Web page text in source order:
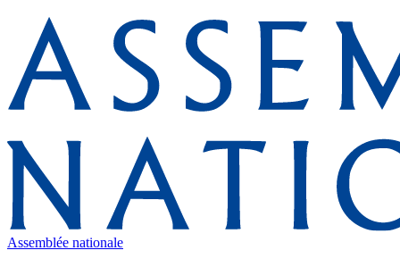
Assemblée nationale